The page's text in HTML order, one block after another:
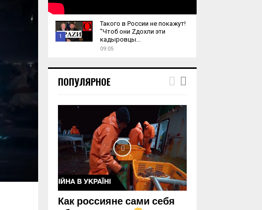
1
u
m
u
b
e
Такого в России не покажут!
"Чтоб они Zдохли эти
кадыровцы...
09:05
ПОПУЛЯРНОЕ
Как россияне сами себя